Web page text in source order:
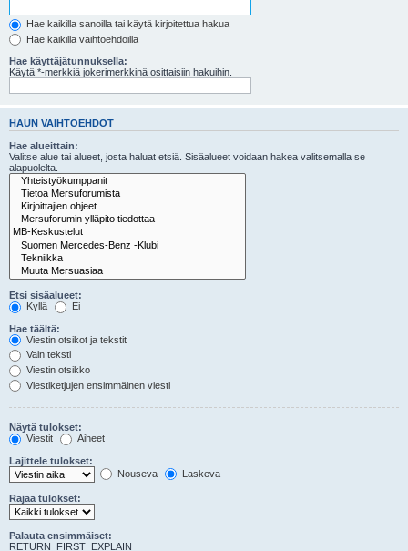
Hae kaikilla sanoilla tai käytä kirjoitettua hakua
Hae kaikilla vaihtoehdoilla
Hae käyttäjätunnuksella:
Käytä *-merkkiä jokerimerkkinä osittaisiin hakuihin.
HAUN VAIHTOEHDOT
Hae alueittain:
Valitse alue tai alueet, josta haluat etsiä. Sisäalueet voidaan hakea valitsemalla se
alapuolelta.
Etsi sisäalueet:
Kyllä
Ei
Hae täältä:
Viestin otsikot ja tekstit
Vain teksti
Viestin otsikko
Viestiketjujen ensimmäinen viesti
Näytä tulokset:
Viestit
Aiheet
Lajittele tulokset:
Nouseva
Laskeva
Rajaa tulokset:
Palauta ensimmäiset:
RETURN_FIRST_EXPLAIN